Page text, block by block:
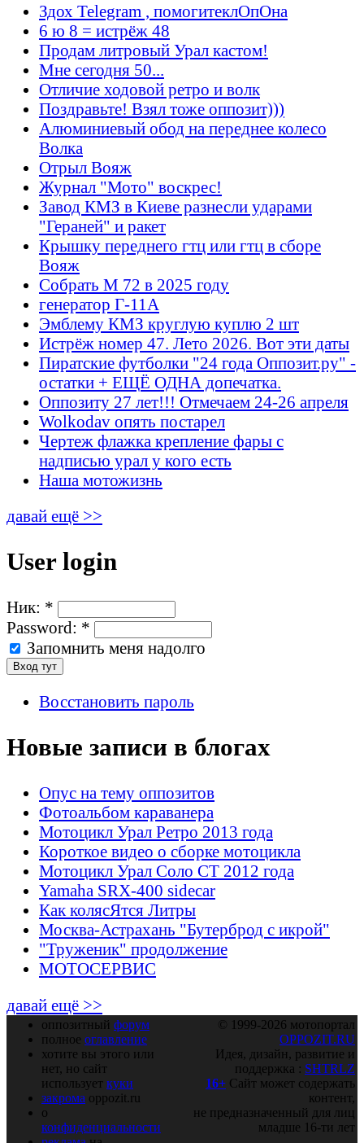
Здох Telegram , помогитеклОпОна
6 ю 8 = истрёж 48
Продам литровый Урал кастом!
Мне сегодня 50...
Отличие ходовой ретро и волк
Поздравьте! Взял тоже оппозит)))
Алюминиевый обод на переднее колесо
Волка
Отрыл Вояж
Журнал "Мото" воскрес!
Завод КМЗ в Киеве разнесли ударами
"Гераней" и ракет
Крышку переднего гтц или гтц в сборе
Вояж
Собрать М 72 в 2025 году
генератор Г-11А
Эмблему КМЗ круглую куплю 2 шт
Истрёж номер 47. Лето 2026. Вот эти даты
Пиратские футболки "24 года Оппозит.ру" -
остатки + ЕЩЁ ОДНА допечатка.
Оппозиту 27 лет!!! Отмечаем 24-26 апреля
Wolkodav опять постарел
Чертеж флажка крепление фары с
надписью урал у кого есть
Наша мотожизнь
давай ещё >>
User login
Ник: *
Password: *
Запомнить меня надолго
Восстановить пароль
Новые записи в блогах
Опус на тему оппозитов
Фотоальбом караванера
Мотоцикл Урал Ретро 2013 года
Короткое видео о сборке мотоцикла
Мотоцикл Урал Соло СТ 2012 года
Yamaha SRX-400 sidecar
Как колясЯтся Литры
Москва-Астрахань "Бутерброд с икрой"
"Труженик" продолжение
МОТОСЕРВИС
давай ещё >>
оппозитный форум
полное оглавление
хотите вы этого или
нет, но сайт
использует куки
закрома oppozit.ru
о
конфиденциальности
© 1999-2026 мотопортал
OPPOZIT.RU
Идея, дизайн, развитие и
поддержка : SHTRLZ
16+ Сайт может содержать
контент,
не предназначенный для лиц
младше 16-ти лет